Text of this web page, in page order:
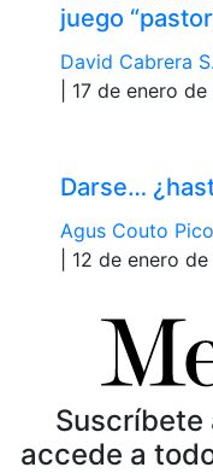
juego
David Cabrera
| 17 de enero
Darse…
Agus Couto
| 12 de enero
Suscríbete
accede a